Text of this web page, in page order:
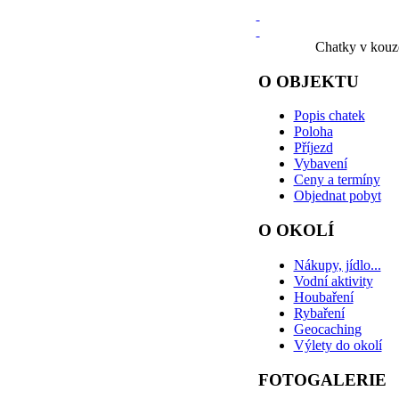
Chatky v
O OBJEKTU
Popis chatek
Poloha
Příjezd
Vybavení
Ceny a termíny
Objednat pobyt
O OKOLÍ
Nákupy, jídlo...
Vodní aktivity
Houbaření
Rybaření
Geocaching
Výlety do okolí
FOTOGALERIE